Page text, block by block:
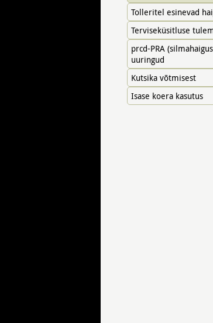
Tolleritel esinevad
Terviseküsitluse
prcd-PRA
uuringud
Kutsika võtmisest
Isase koera kasutus